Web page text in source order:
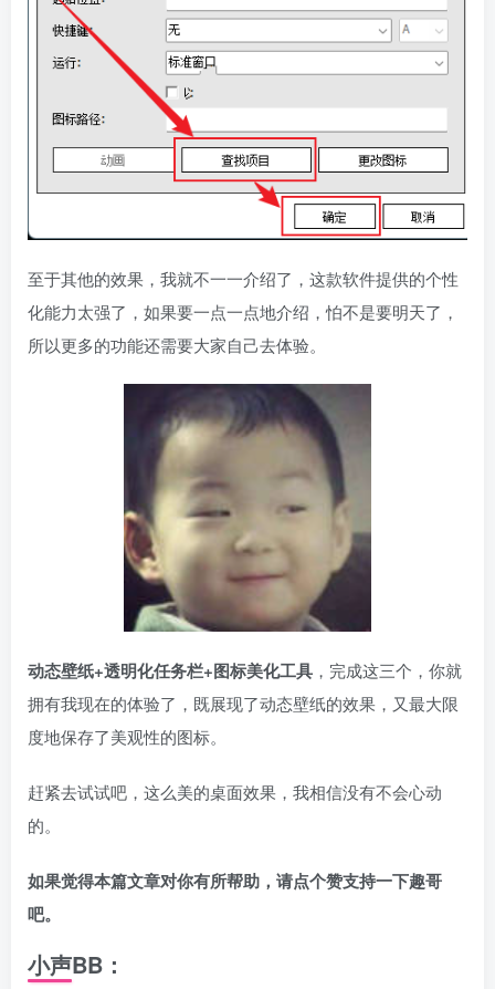
至于其他的效果，我就不一一介绍了，这款软件提供的个性
化能力太强了，如果要一点一点地介绍，怕不是要明天了，
所以更多的功能还需要大家自己去体验。
动态壁纸+透明化任务栏+图标美化工具 ，完成这三个，你就
拥有我现在的体验了，既展现了动态壁纸的效果，又最大限
度地保存了美观性的图标。
赶紧去试试吧，这么美的桌面效果，我相信没有不会心动
的。
如果觉得本篇文章对你有所帮助，请点个赞支持一下趣哥
吧。
小声BB：